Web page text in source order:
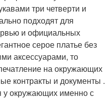
три четверти и
подходят для
и официальных
серое платье без
аксессуарами, то
на окружающих
контракты и документы .
у окружающих именно с